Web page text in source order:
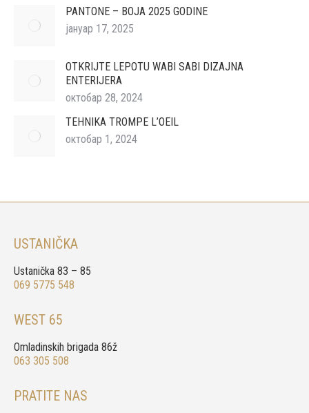
PANTONE – BOJA 2025 GODINE
јануар 17, 2025
OTKRIJTE LEPOTU WABI SABI DIZAJNA
ENTERIJERA
октобар 28, 2024
TEHNIKA TROMPE L’OEIL
октобар 1, 2024
USTANIČKA
Ustanička 83 – 85
069 5775 548
WEST 65
Omladinskih brigada 86ž
063 305 508
PRATITE NAS